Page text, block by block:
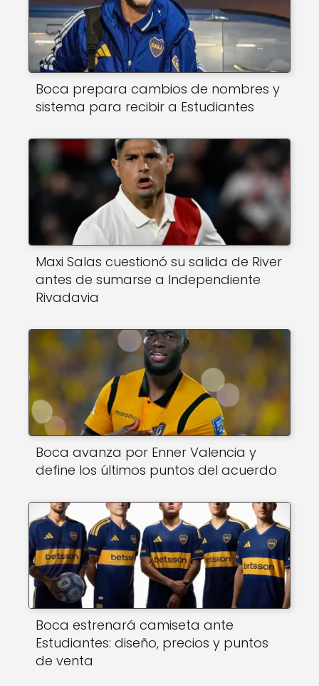
Boca prepara cambios de nombres y
sistema para recibir a Estudiantes
Maxi Salas cuestionó su salida de River
antes de sumarse a Independiente
Rivadavia
Boca avanza por Enner Valencia y
define los últimos puntos del acuerdo
Boca estrenará camiseta ante
Estudiantes: diseño, precios y puntos
de venta